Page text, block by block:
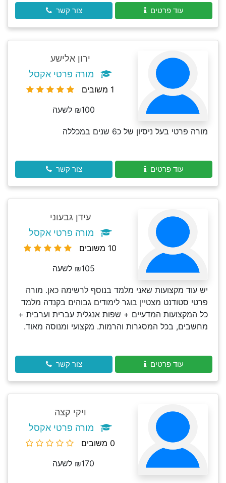
עוד פרטים צור קשר
ירון אלישע
מורה פרטי אקסל
1 משובים
₪100 לשעה
מורה פרטי בעל ניסיון של כ6 שנים במכללה
עוד פרטים צור קשר
עידן גבעוני
מורה פרטי אקסל
10 משובים
₪105 לשעה
יש עוד מקצועות שאני מלמד בנוסף לרשימה כאן. מורה
פרטי סטודנט מצטיין בוגר לימודים גבוהים בקנדה מלמד
כל המקצועות המדעיים + שפות אנגלית עברית וערבית +
מחשבים, בכל המסגרות והרמות. מקצועי ומנוסה מאוד.
עוד פרטים צור קשר
ויקי קצה
מורה פרטי אקסל
0 משובים
₪170 לשעה